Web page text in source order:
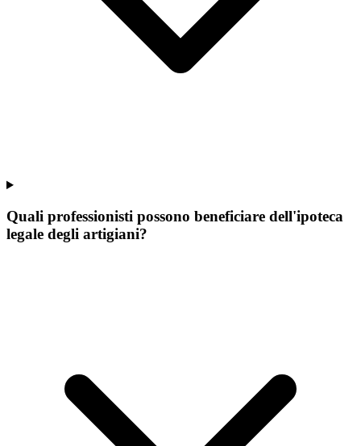
Quali professionisti possono beneficiare dell'ipoteca
legale degli artigiani?